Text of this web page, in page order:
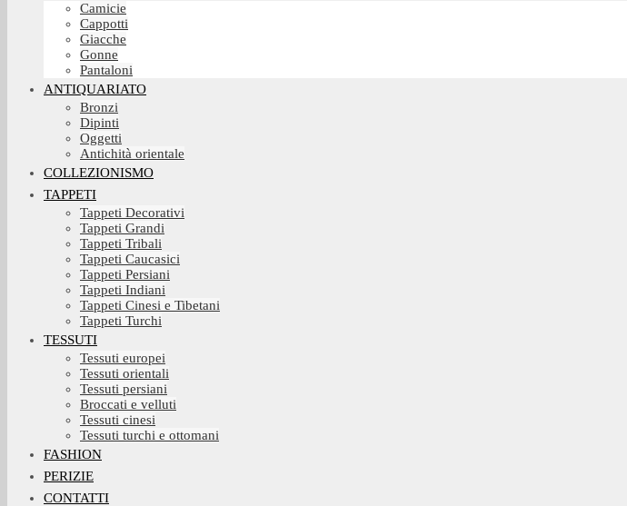
Camicie
Cappotti
Giacche
Gonne
Pantaloni
ANTIQUARIATO
Bronzi
Dipinti
Oggetti
Antichità orientale
COLLEZIONISMO
TAPPETI
Tappeti Decorativi
Tappeti Grandi
Tappeti Tribali
Tappeti Caucasici
Tappeti Persiani
Tappeti Indiani
Tappeti Cinesi e Tibetani
Tappeti Turchi
TESSUTI
Tessuti europei
Tessuti orientali
Tessuti persiani
Broccati e velluti
Tessuti cinesi
Tessuti turchi e ottomani
FASHION
PERIZIE
CONTATTI